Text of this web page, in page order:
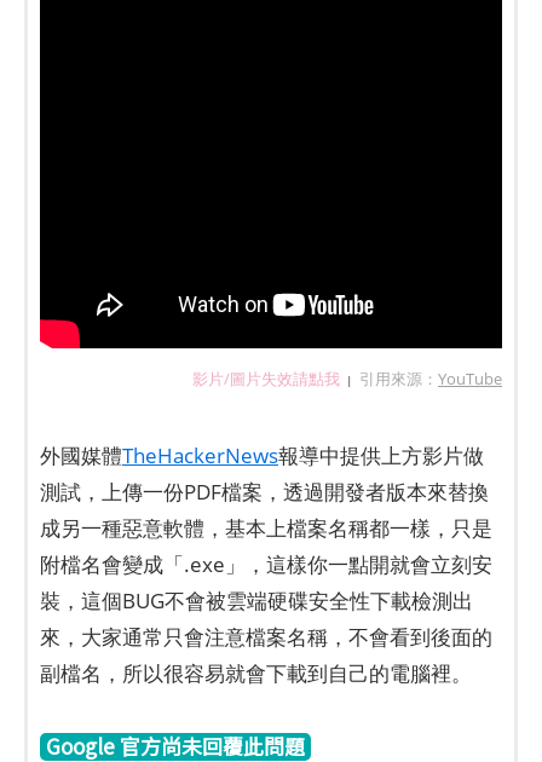
影片/圖片失效請點我 | 引用來源： YouTube
外國媒體TheHackerNews報導中提供上方影片做
測試，上傳一份PDF檔案，透過開發者版本來替換
成另一種惡意軟體，基本上檔案名稱都一樣，只是
附檔名會變成「.exe」，這樣你一點開就會立刻安
裝，這個BUG不會被雲端硬碟安全性下載檢測出
來，大家通常只會注意檔案名稱，不會看到後面的
副檔名，所以很容易就會下載到自己的電腦裡。
Google 官方尚未回覆此問題